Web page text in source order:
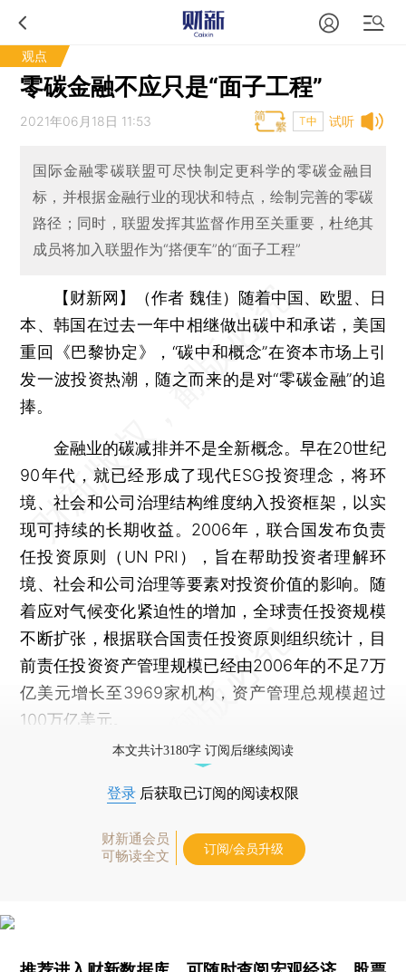
观点
零碳金融不应只是“面子工程”
试听
2021年06月18日 11:53 T中
国际金融零碳联盟可尽快制定更科学的零碳金融目
标，并根据金融行业的现状和特点，绘制完善的零碳
路径；同时，联盟发挥其监督作用至关重要，杜绝其
成员将加入联盟作为“搭便车”的“面子工程”
【财新网】（作者 魏佳） 随着中国、欧盟、日
本、韩国在过去一年中相继做出碳中和承诺，美国
重回《巴黎协定》，“碳中和概念”在资本市场上引
发一波投资热潮，随之而来的是对“零碳金融”的追
捧。
金融业的碳减排并不是全新概念。早在20世纪
90年代，就已经形成了现代ESG投资理念，将环
境、社会和公司治理结构维度纳入投资框架，以实
现可持续的长期收益。2006年，联合国发布负责
任投资原则（UN PRI），旨在帮助投资者理解环
境、社会和公司治理等要素对投资价值的影响。随
着应对气候变化紧迫性的增加，全球责任投资规模
不断扩张，根据联合国责任投资原则组织统计，目
前责任投资资产管理规模已经由2006年的不足7万
亿美元增长至3969家机构，资产管理总规模超过
100万亿美元。
本文共计3180字 订阅后继续阅读
登录 后获取已订阅的阅读权限
财新通会员
可畅读全文
订阅/会员升级